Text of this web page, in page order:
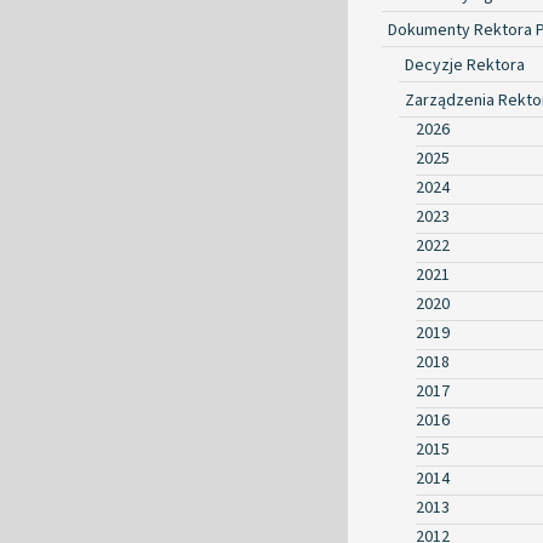
Dokumenty Rektora
Decyzje Rektora
Zarządzenia
2026
2025
2024
2023
2022
2021
2020
2019
2018
2017
2016
2015
2014
2013
2012